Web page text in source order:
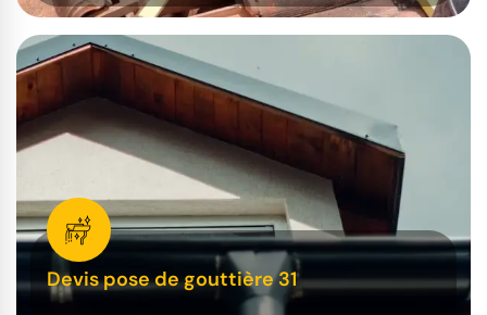
Devis pose de gouttière 31